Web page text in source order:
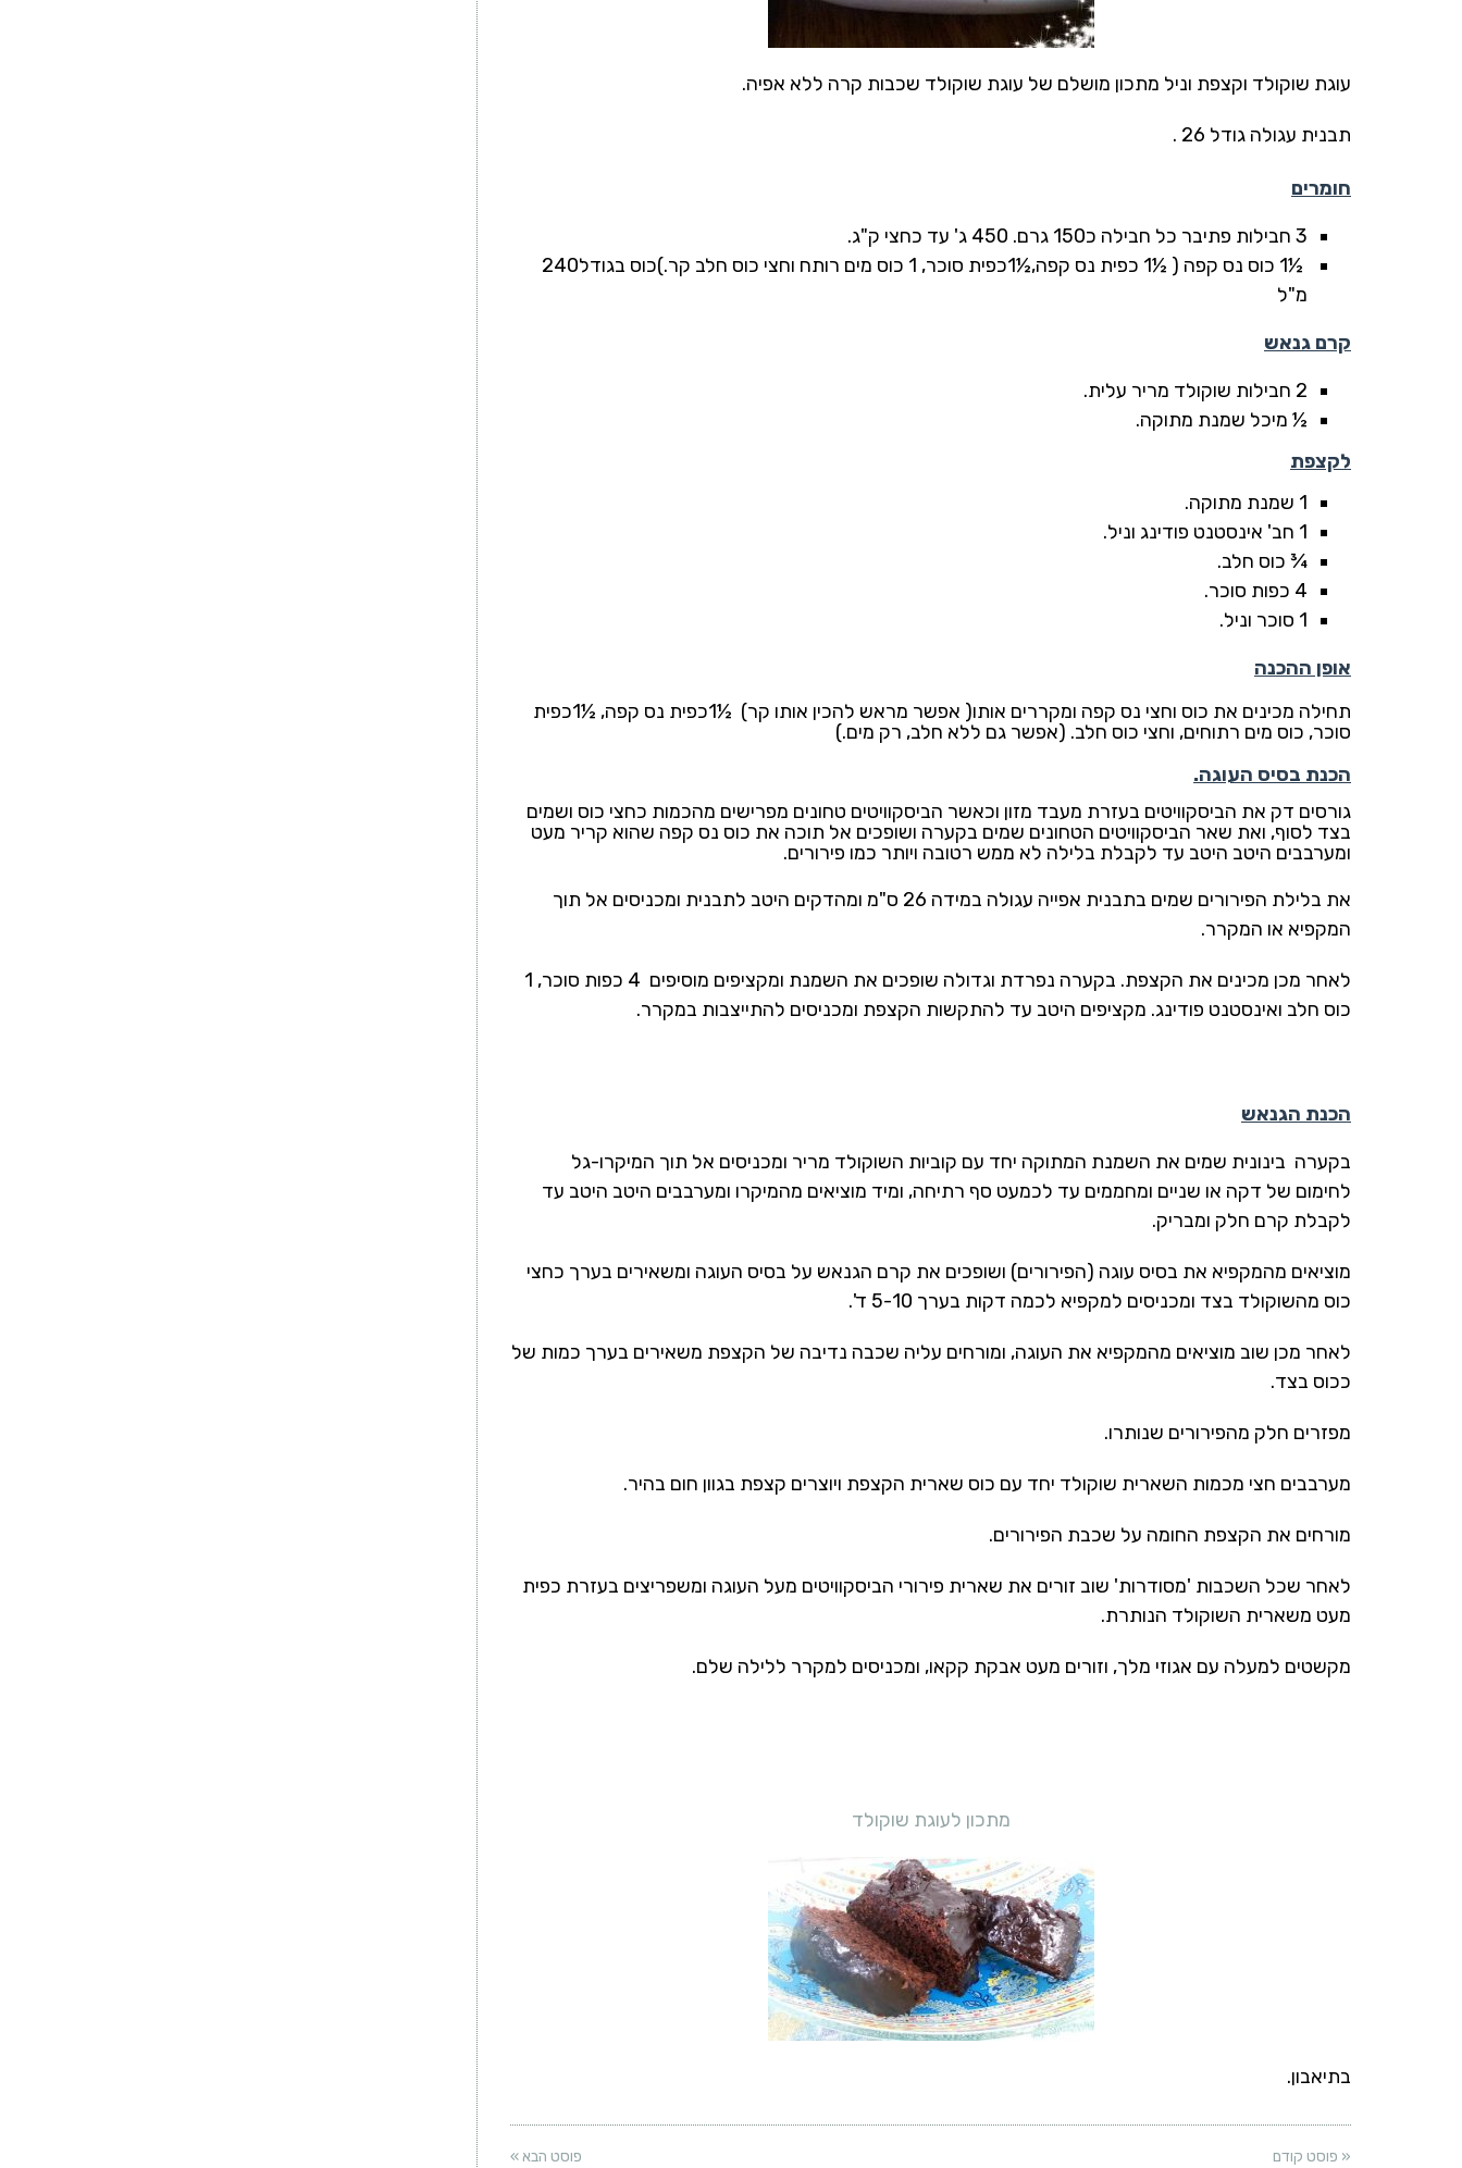
עוגת שוקולד וקצפת וניל מתכון מושלם של עוגת שוקולד שכבות קרה ללא אפיה.
תבנית עגולה גודל 26 .
חומרים
3 חבילות פתיבר כל חבילה כ150 גרם. 450 ג' עד כחצי ק"ג.
½1 כוס נס קפה ( ½1 כפית נס קפה,½1כפית סוכר, 1 כוס מים רותח וחצי כוס חלב קר.)כוס בגודל240
מ"ל
קרם גנאש
2 חבילות שוקולד מריר עלית.
½ מיכל שמנת מתוקה.
לקצפת
1 שמנת מתוקה.
1 חב' אינסטנט פודינג וניל.
¾ כוס חלב.
4 כפות סוכר.
1 סוכר וניל.
אופן ההכנה
תחילה מכינים את כוס וחצי נס קפה ומקררים אותו( אפשר מראש להכין אותו קר) ½1כפית נס קפה, ½1כפית
סוכר, כוס מים רתוחים, וחצי כוס חלב. (אפשר גם ללא חלב, רק מים.)
הכנת בסיס העוגה.
גורסים דק את הביסקוויטים בעזרת מעבד מזון וכאשר הביסקוויטים טחונים מפרישים מהכמות כחצי כוס ושמים
בצד לסוף, ואת שאר הביסקוויטים הטחונים שמים בקערה ושופכים אל תוכה את כוס נס קפה שהוא קריר מעט
ומערבבים היטב היטב עד לקבלת בלילה לא ממש רטובה ויותר כמו פירורים.
את בלילת הפירורים שמים בתבנית אפייה עגולה במידה 26 ס"מ ומהדקים היטב לתבנית ומכניסים אל תוך
המקפיא או המקרר.
לאחר מכן מכינים את הקצפת. בקערה נפרדת וגדולה שופכים את השמנת ומקציפים מוסיפים 4 כפות סוכר, 1
כוס חלב ואינסטנט פודינג. מקציפים היטב עד להתקשות הקצפת ומכניסים להתייצבות במקרר.
הכנת הגנאש
בקערה בינונית שמים את השמנת המתוקה יחד עם קוביות השוקולד מריר ומכניסים אל תוך המיקרו-גל
לחימום של דקה או שניים ומחממים עד לכמעט סף רתיחה, ומיד מוציאים מהמיקרו ומערבבים היטב היטב עד
לקבלת קרם חלק ומבריק.
מוציאים מהמקפיא את בסיס עוגה (הפירורים) ושופכים את קרם הגנאש על בסיס העוגה ומשאירים בערך כחצי
כוס מהשוקולד בצד ומכניסים למקפיא לכמה דקות בערך 5-10 ד'.
לאחר מכן שוב מוציאים מהמקפיא את העוגה, ומורחים עליה שכבה נדיבה של הקצפת משאירים בערך כמות של
ככוס בצד.
מפזרים חלק מהפירורים שנותרו.
מערבבים חצי מכמות השארית שוקולד יחד עם כוס שארית הקצפת ויוצרים קצפת בגוון חום בהיר.
מורחים את הקצפת החומה על שכבת הפירורים.
לאחר שכל השכבות 'מסודרות' שוב זורים את שארית פירורי הביסקוויטים מעל העוגה ומשפריצים בעזרת כפית
מעט משארית השוקולד הנותרת.
מקשטים למעלה עם אגוזי מלך, וזורים מעט אבקת קקאו, ומכניסים למקרר ללילה שלם.
מתכון לעוגת שוקולד
בתיאבון.
« פוסט קודם פוסט הבא »